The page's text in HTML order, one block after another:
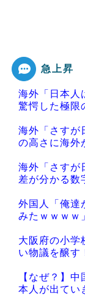
急上昇
海外「日本人
驚愕した極限
海外「さすが
の高さに海外
海外「さすが
差が分かる数
外国人「俺達
みたｗｗｗｗ
大阪府の小学
い物議を醸す
【なぜ？】
本人が出てい